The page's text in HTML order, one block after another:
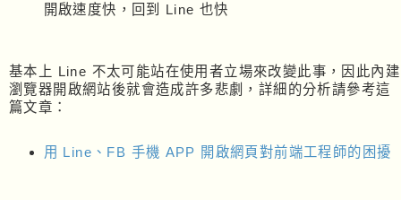
開啟速度快，回到 Line 也快
基本上 Line 不太可能站在使用者立場來改變此事，因此內建
瀏覽器開啟網站後就會造成許多悲劇，詳細的分析請參考這
篇文章：
用 Line、FB 手機 APP 開啟網頁對前端工程師的困擾